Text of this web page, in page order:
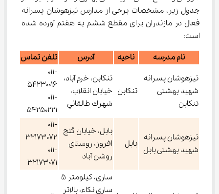
جدول زیر، مشخصات برخی از مدارس تیزهوشان پسرانه
فعال در مازندران برای مقطع ششم به هفتم آورده شده
است:
نام مدرسه
ناحیه آدرس
تلفن تماس
تیزهوشان پسرانه
شهید بهشتی
تنکابن
تنکابن
تنكابن، خرم آباد،
خيابان انقلاب،
شهرك طالقاني
011-
54230016
011-
54250221
تیزهوشان پسرانه
شهید بهشتی بابل
بابل
بابل، خیابان گنج
افروز، روستای
روشن آباد
011-
32173072
011-
32173071
ساری، کیلومتر 5
ساری نکاء، بالاتر